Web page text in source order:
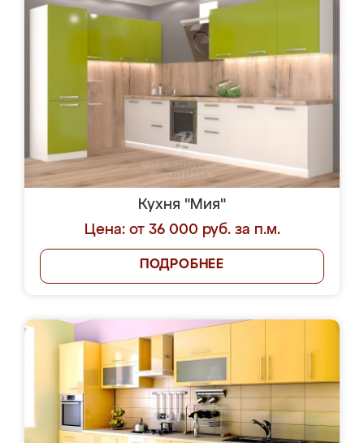
Кухня "Мия"
Цена: от 36 000 руб. за п.м.
ПОДРОБНЕЕ